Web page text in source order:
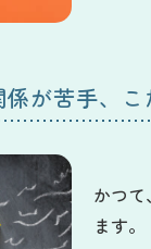
が苦手、こ
かつ
ます。